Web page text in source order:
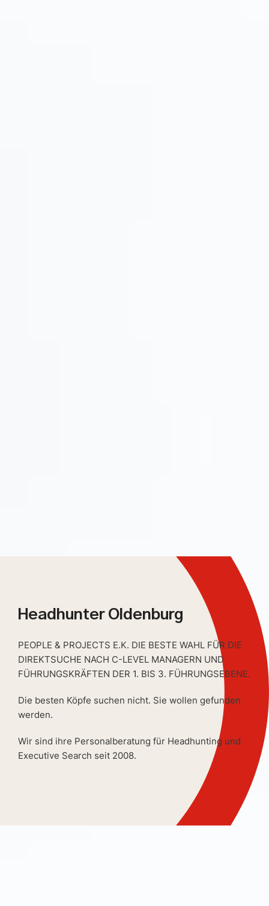
Headhunter Oldenburg
PEOPLE & PROJECTS E.K. DIE BESTE WAHL FÜR DIE
DIREKTSUCHE NACH C-LEVEL MANAGERN UND
FÜHRUNGSKRÄFTEN DER 1. BIS 3. FÜHRUNGSEBENE.
Die besten Köpfe suchen nicht. Sie wollen gefunden
werden.
Wir sind ihre Personalberatung für Headhunting und
Executive Search seit 2008.